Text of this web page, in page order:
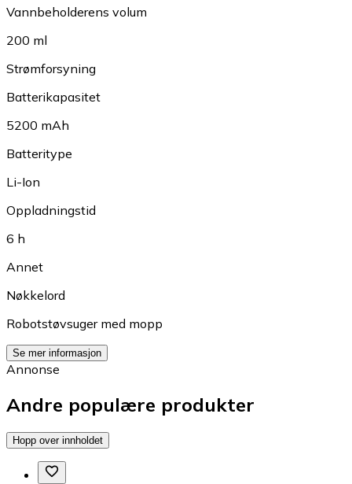
Vannbeholderens volum
200 ml
Strømforsyning
Batterikapasitet
5200 mAh
Batteritype
Li-Ion
Oppladningstid
6 h
Annet
Nøkkelord
Robotstøvsuger med mopp
Se mer informasjon
Annonse
Andre populære produkter
Hopp over innholdet